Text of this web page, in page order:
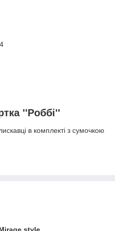
''Роббі''
в комплекті з сумочкою
style